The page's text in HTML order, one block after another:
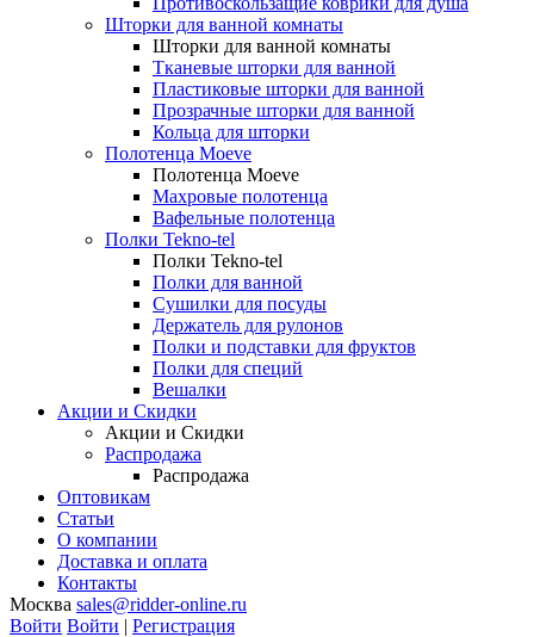
Шторки для ванной комнаты
Шторки для ванной комнаты
Тканевые шторки для ванной
Пластиковые шторки для ванной
Прозрачные шторки для ванной
Кольца для шторки
Полотенца Moeve
Полотенца Moeve
Махровые полотенца
Вафельные полотенца
Полки Tekno-tel
Полки Tekno-tel
Полки для ванной
Сушилки для посуды
Держатель для рулонов
Полки и подставки для фруктов
Полки для специй
Вешалки
Акции и Скидки
Акции и Скидки
Распродажа
Распродажа
Оптовикам
Статьи
О компании
Доставка и оплата
Контакты
Москва sales@ridder-online.ru
Войти Войти | Регистрация